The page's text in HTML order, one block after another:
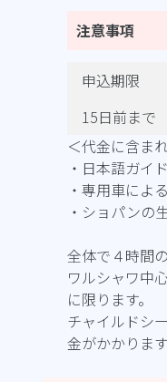
注意事項
申込期限
15日前まで
＜代金に含ま
・日本語ガイド
・専用車によ
・ショパンの
全体で４時間
ワルシャワ中
に限ります。
チャイルドシ
金がかかります